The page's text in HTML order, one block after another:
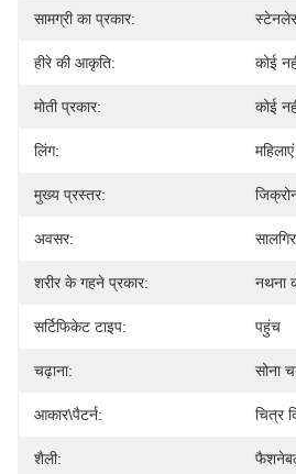
सामग्री का प्रकार:
हीरे की आकृति: कोई
मोती प्रकार: कोई
लिंग: महिलाएं
मुख्य प्रस्तर:
अवसर:
शरीर के गहने प्रकार: नथना
सर्टिफिकेट टाइप: पहुंच
चढ़ाना: सोना
आकार\पैटर्न: चित्र
शैली: